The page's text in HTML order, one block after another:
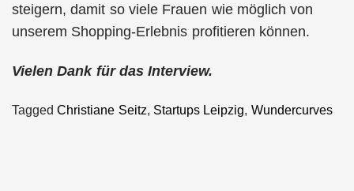
steigern, damit so viele Frauen wie möglich von
unserem Shopping-Erlebnis profitieren können.
Vielen Dank für das Interview.
TaggedChristiane Seitz, Startups Leipzig, Wundercurves